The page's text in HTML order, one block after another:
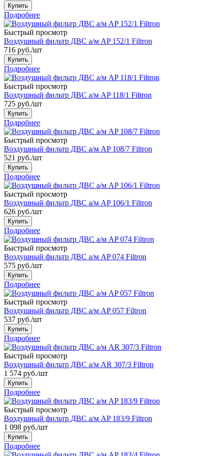
Купить
Подробнее
Быстрый просмотр
Воздушный фильтр ДВС а/м AP 152/1 Filtron
716 руб./шт
Купить
Подробнее
Быстрый просмотр
Воздушный фильтр ДВС а/м AP 118/1 Filtron
725 руб./шт
Купить
Подробнее
Быстрый просмотр
Воздушный фильтр ДВС а/м AP 108/7 Filtron
521 руб./шт
Купить
Подробнее
Быстрый просмотр
Воздушный фильтр ДВС а/м AP 106/1 Filtron
626 руб./шт
Купить
Подробнее
Быстрый просмотр
Воздушный фильтр ДВС а/м AP 074 Filtron
575 руб./шт
Купить
Подробнее
Быстрый просмотр
Воздушный фильтр ДВС а/м AP 057 Filtron
537 руб./шт
Купить
Подробнее
Быстрый просмотр
Воздушный фильтр ДВС а/м AR 307/3 Filtron
1 574 руб./шт
Купить
Подробнее
Быстрый просмотр
Воздушный фильтр ДВС а/м AP 183/9 Filtron
1 098 руб./шт
Купить
Подробнее